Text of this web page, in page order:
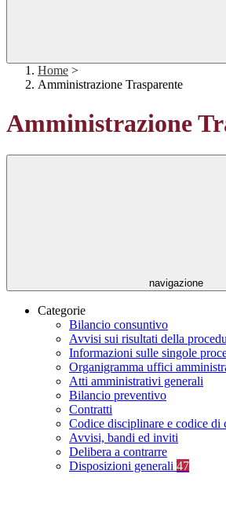
Home >
Amministrazione Trasparente
Amministrazione
navigazione
Categorie
Bilancio consuntivo
Avvisi sui risultati della
Informazioni sulle singole
Organigramma uffici
Atti amministrativi generali
Bilancio preventivo
Contratti
Codice disciplinare e codice di
Avvisi, bandi ed inviti
Delibera a contrarre
Disposizioni generali 47